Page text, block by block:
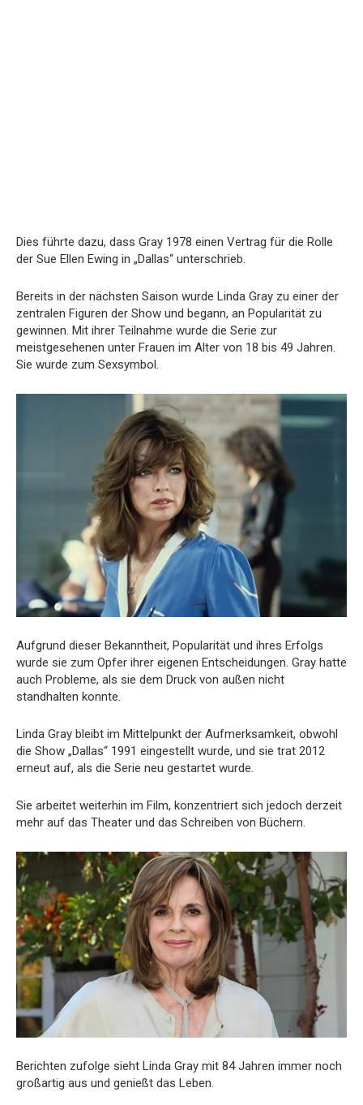
Dies führte dazu, dass Gray 1978 einen Vertrag für die Rolle
der Sue Ellen Ewing in „Dallas“ unterschrieb.
Bereits in der nächsten Saison wurde Linda Gray zu einer der
zentralen Figuren der Show und begann, an Popularität zu
gewinnen. Mit ihrer Teilnahme wurde die Serie zur
meistgesehenen unter Frauen im Alter von 18 bis 49 Jahren.
Sie wurde zum Sexsymbol.
Aufgrund dieser Bekanntheit, Popularität und ihres Erfolgs
wurde sie zum Opfer ihrer eigenen Entscheidungen. Gray hatte
auch Probleme, als sie dem Druck von außen nicht
standhalten konnte.
Linda Gray bleibt im Mittelpunkt der Aufmerksamkeit, obwohl
die Show „Dallas“ 1991 eingestellt wurde, und sie trat 2012
erneut auf, als die Serie neu gestartet wurde.
Sie arbeitet weiterhin im Film, konzentriert sich jedoch derzeit
mehr auf das Theater und das Schreiben von Büchern.
Berichten zufolge sieht Linda Gray mit 84 Jahren immer noch
großartig aus und genießt das Leben.